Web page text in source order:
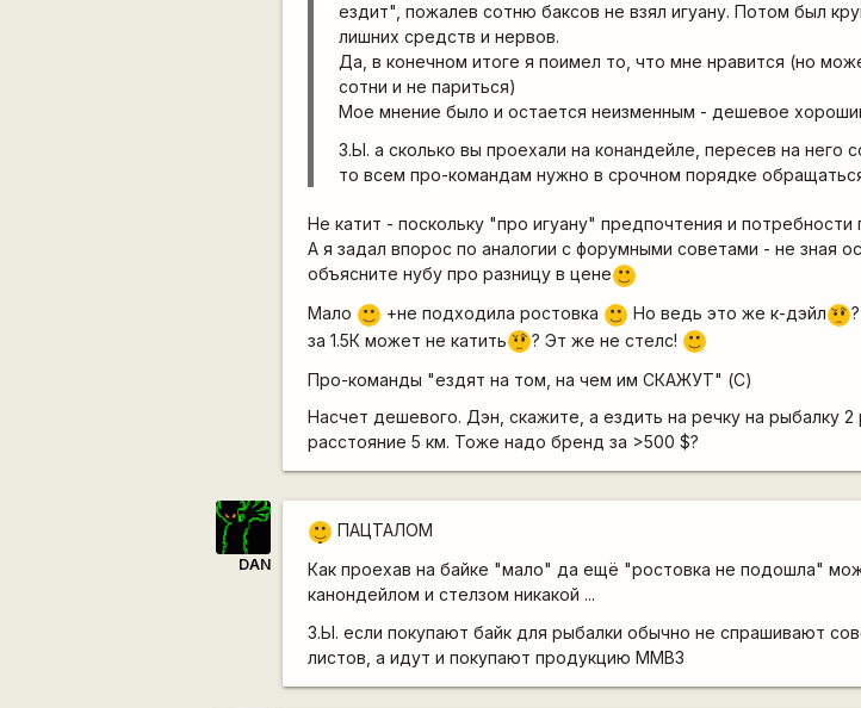
ездит", пожалев сотню баксов не взял игуану. Потом был
лишних средств и нервов.
Да, в конечном итоге я поимел то, что мне нравится (но
сотни и не париться)
Мое мнение было и остается неизменным - дешевое
З.Ы. а сколько вы проехали на конандейле, пересев на него
то всем про-командам нужно в срочном порядке
Не катит - поскольку "про игуану" предпочтения и
А я задал впорос по аналогии с форумными советами - не зная
объясните нубу про разницу в цене :)
Мало
:) +не подходила ростовка :) Но ведь это же к-дэйл???
за 1.5К может не катить???? Эт же не стелс!
:)
Про-команды "ездят на том, на чем им СКАЖУТ" (С)
Насчет дешевого. Дэн, скажите, а ездить на речку на рыбалку
расстояние 5 км. Тоже надо бренд за >500 $?
DAN
|-)
_)
ПАЦТАЛОМ
Как проехав на байке "мало" да ещё "ростовка не подошла"
канондейлом и стелзом никакой ...
З.Ы. если покупают байк для рыбалки обычно не спрашивают
листов, а идут и покупают продукцию ММВЗ